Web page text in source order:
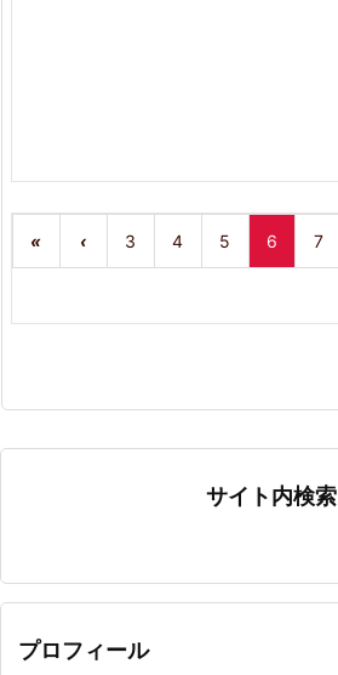
« ‹ 3 4 5 6 7
サイト内検索
プロフィール